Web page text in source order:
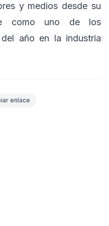
y medios desde su
como uno de los
año en la industria
enlace